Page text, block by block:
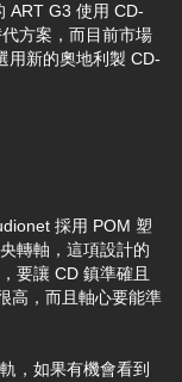
ART G3 使用 CD-
方案，而目前市場
用新的奧地利製 CD-
採用 POM 塑
轉軸，這項設計的
要讓 CD 鎮準確且
高，而且軸心要能準
，如果有機會看到